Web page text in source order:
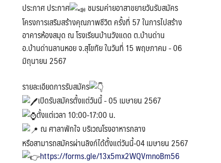
ประกาศ ประกาศ
ชมรมค่ายอาสาขยายวันรับสมัคร
โครงการเสริมสร้างคุณภาพชีวิต ครั้งที่ 57 ในการไปสร้าง
อาคารห้องสมุด ณ โรงเรียนบ้านวังแดด ต.บ้านด่าน
อ.บ้านด่านลานหอย จ.สุโขทัย ในวันที่ 15 พฤษภาคม - 06
มิถุนายน 2567
รายละเอียดการรับสมัคร
เปิดรับสมัครตั้งแต่วันนี้ - 05 เมษายน 2567
ตั้งแต่เวลา 10:00-17:00 น.
ณ ศาลาพักใจ บริเวณโรงอาหารกลาง
หรือสามารถสมัครผ่านลิงก์ได้ตั้งแต่วันนี้-04 เมษายน 2567
https://forms.gle/13x5mx2WQVmnoBm56